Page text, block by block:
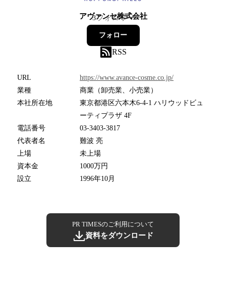
アヴァンセ株式会社
3フォロワー
フォロー
RSS
URL
https://www.avance-cosme.co.jp/
業種
商業（卸売業、小売業）
本社所在地
東京都港区六本木6-4-1 ハリウッドビュ
ーティプラザ 4F
電話番号
03-3403-3817
代表者名
難波 亮
上場
未上場
資本金
1000万円
設立
1996年10月
PR TIMESのご利用について
資料をダウンロード